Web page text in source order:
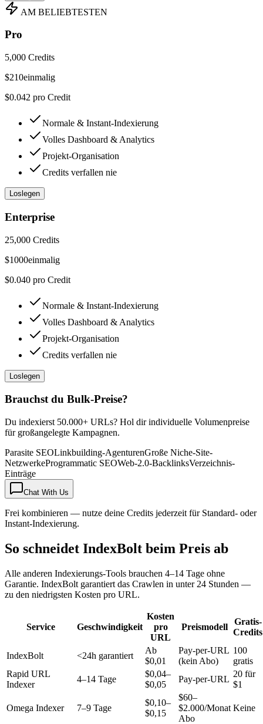
AM BELIEBTESTEN
Pro
5,000 Credits
$210einmalig
$0.042 pro Credit
Normale & Instant-Indexierung
Volles Dashboard & Analytics
Projekt-Organisation
Credits verfallen nie
Loslegen
Enterprise
25,000 Credits
$1000einmalig
$0.040 pro Credit
Normale & Instant-Indexierung
Volles Dashboard & Analytics
Projekt-Organisation
Credits verfallen nie
Loslegen
Brauchst du Bulk-Preise?
Du indexierst 50.000+ URLs? Hol dir individuelle Volumenpreise
für großangelegte Kampagnen.
Parasite SEOLinkbuilding-AgenturenGroße Niche-Site-
NetzwerkeProgrammatic SEOWeb-2.0-BacklinksVerzeichnis-
Einträge
Chat With Us
Frei kombinieren — nutze deine Credits jederzeit für Standard- oder
Instant-Indexierung.
So schneidet IndexBolt beim Preis ab
Alle anderen Indexierungs-Tools brauchen 4–14 Tage ohne
Garantie. IndexBolt garantiert das Crawlen in unter 24 Stunden —
zu den niedrigsten Kosten pro URL.
Service Geschwindigkeit
Kosten
pro
URL
Preismodell
Gratis-
Credits
IndexBolt <24h garantiert
Ab
$0,01
Pay-per-URL
(kein Abo)
100
gratis
Rapid URL
Indexer
4–14 Tage
$0,04–
$0,05
Pay-per-URL
20 für
$1
Omega Indexer 7–9 Tage
$0,10–
$0,15
$60–
$2.000/Monat
Abo
Keine